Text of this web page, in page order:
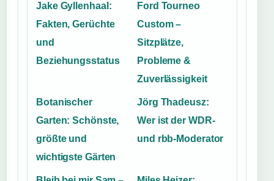
Jake Gyllenhaal:
Fakten, Gerüchte
und
Beziehungsstatus
Ford Tourneo
Custom –
Sitzplätze,
Probleme &
Zuverlässigkeit
Botanischer
Garten: Schönste,
größte und
wichtigste Gärten
Jörg Thadeusz:
Wer ist der WDR-
und rbb-Moderator